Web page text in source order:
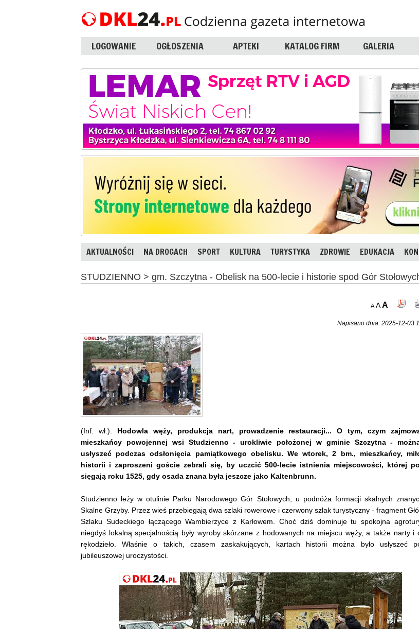
LOGOWANIE OGŁOSZENIA APTEKI KATALOG FIRM GALERIA
AKTUALNOŚCI NA DROGACH SPORT KULTURA TURYSTYKA ZDROWIE EDUKACJA
STUDZIENNO > gm. Szczytna - Obelisk na 500-lecie i historie spod Gór
A AA
Napisano dnia: 2025-12-03
(Inf. wł.). Hodowla węży, produkcja nart, prowadzenie restauracji... O tym, czym
mieszkańcy powojennej wsi Studzienno - urokliwie położonej w gminie Szczytna -
usłyszeć podczas odsłonięcia pamiątkowego obelisku. We wtorek, 2 bm., mieszkańcy,
historii i zaproszeni goście zebrali się, by uczcić 500-lecie istnienia miejscowości, której
sięgają roku 1525, gdy osada znana była jeszcze jako Kaltenbrunn.
Studzienno leży w otulinie Parku Narodowego Gór Stołowych, u podnóża formacji skalnych
Skalne Grzyby. Przez wieś przebiegają dwa szlaki rowerowe i czerwony szlak turystyczny - fragment
Szlaku Sudeckiego łączącego Wambierzyce z Karłowem. Choć dziś dominuje tu spokojna
niegdyś lokalną specjalnością były wyroby skórzane z hodowanych na miejscu węży, a także narty i
rękodzieło. Właśnie o takich, czasem zaskakujących, kartach historii można było usłyszeć
jubileuszowej uroczystości.